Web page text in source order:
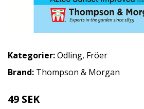
Kategorier:Odling, Fröer
Brand: Thompson & Morgan
49 SEK